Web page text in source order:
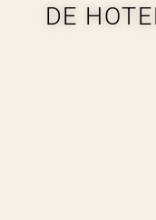
DE